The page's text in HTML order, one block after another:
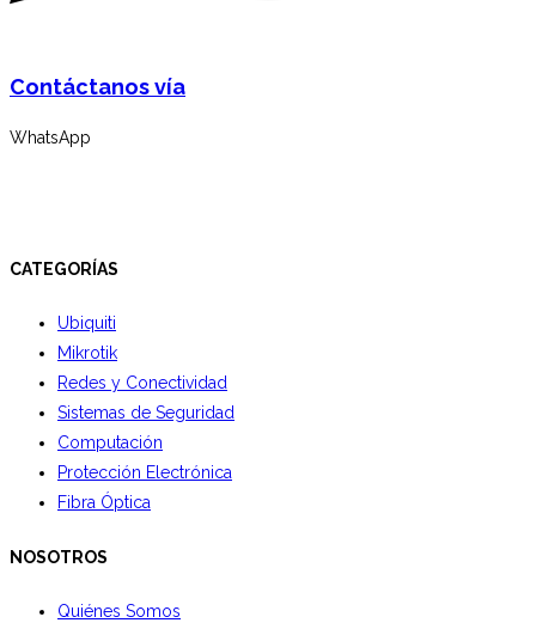
Contáctanos vía
WhatsApp
CATEGORÍAS
Ubiquiti
Mikrotik
Redes y Conectividad
Sistemas de Seguridad
Computación
Protección Electrónica
Fibra Óptica
NOSOTROS
Quiénes Somos